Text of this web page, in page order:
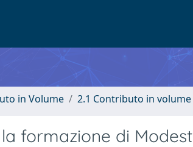
in Volume 2.1 Contributo in
formazione di